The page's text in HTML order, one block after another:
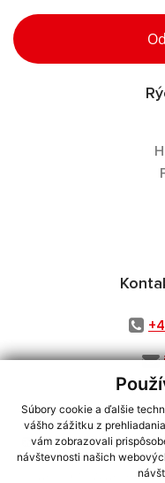
Súbory cookie a ďalšie
vášho zážitku z
vám zobrazovali
návštevnosti našich
využite možnosť
CMS systém (redakčný)